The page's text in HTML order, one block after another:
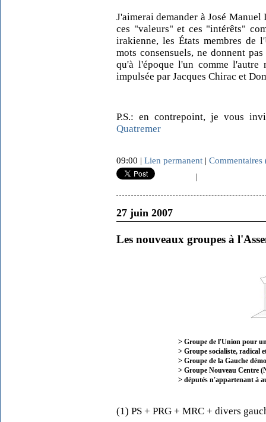
J'aimerai demander à José
ces "valeurs" et ces "intérêts"
irakienne, les États membres de
mots consensuels, ne donnent
qu'à l'époque l'un comme l'autre
impulsée par Jacques Chirac et
P.S.: en contrepoint, je vous
Quatremer
09:00 | Lien permanent | Commentaires
|
27 juin 2007
Les nouveaux groupes à
> Groupe de l'Union pour
> Groupe socialiste, radical
> Groupe de la Gauche
> Groupe Nouveau Centre
> députés n'appartenant à
(1) PS + PRG + MRC + divers